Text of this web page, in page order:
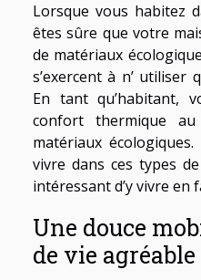
Lorsque vous habitez
êtes sûre que votre
de matériaux
s’exercent à n’ utiliser
En tant qu’habitant,
confort thermique
matériaux
vivre dans ces types
intéressant d’y vivre en
Une douce
de vie agréable